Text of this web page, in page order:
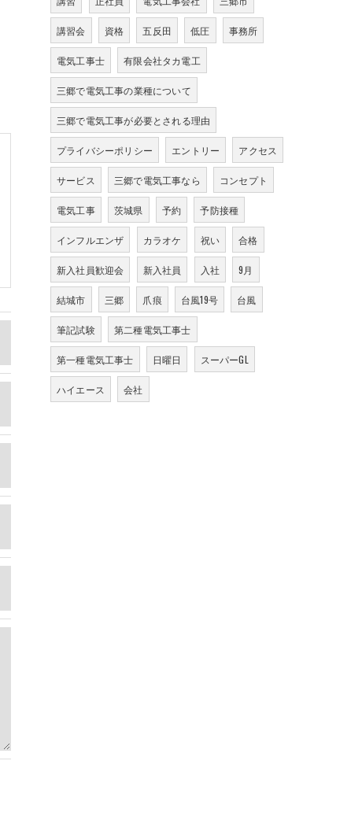
講習会 資格 五反田 低圧 事務所
電気工事士 有限会社タカ電工
三郷で電気工事の業種について
三郷で電気工事が必要とされる理由
プライバシーポリシー エントリー アクセス
サービス 三郷で電気工事なら コンセプト
電気工事 茨城県 予約 予防接種
インフルエンザ カラオケ 祝い 合格
新入社員歓迎会 新入社員 入社 9月
結城市 三郷 爪痕 台風19号 台風
筆記試験 第二種電気工事士
第一種電気工事士 日曜日 スーパーGL
ハイエース 会社